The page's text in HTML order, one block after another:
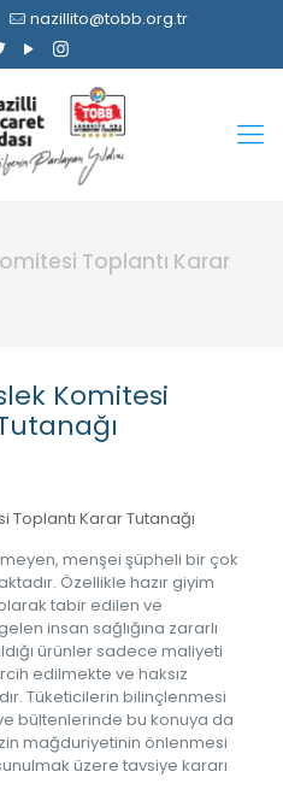
nazillito@tobb.org.tr
Toplantı Karar
Komitesi
Toplantı Karar Tutanağı
menşei şüpheli bir çok
Özellikle hazır giyim
tabir edilen ve
insan sağlığına zararlı
ürünler sadece maliyeti
edilmekte ve haksız
Tüketicilerin bilinçlenmesi
ve bültenlerinde bu konuya da
mağduriyetinin önlenmesi
üzere tavsiye kararı